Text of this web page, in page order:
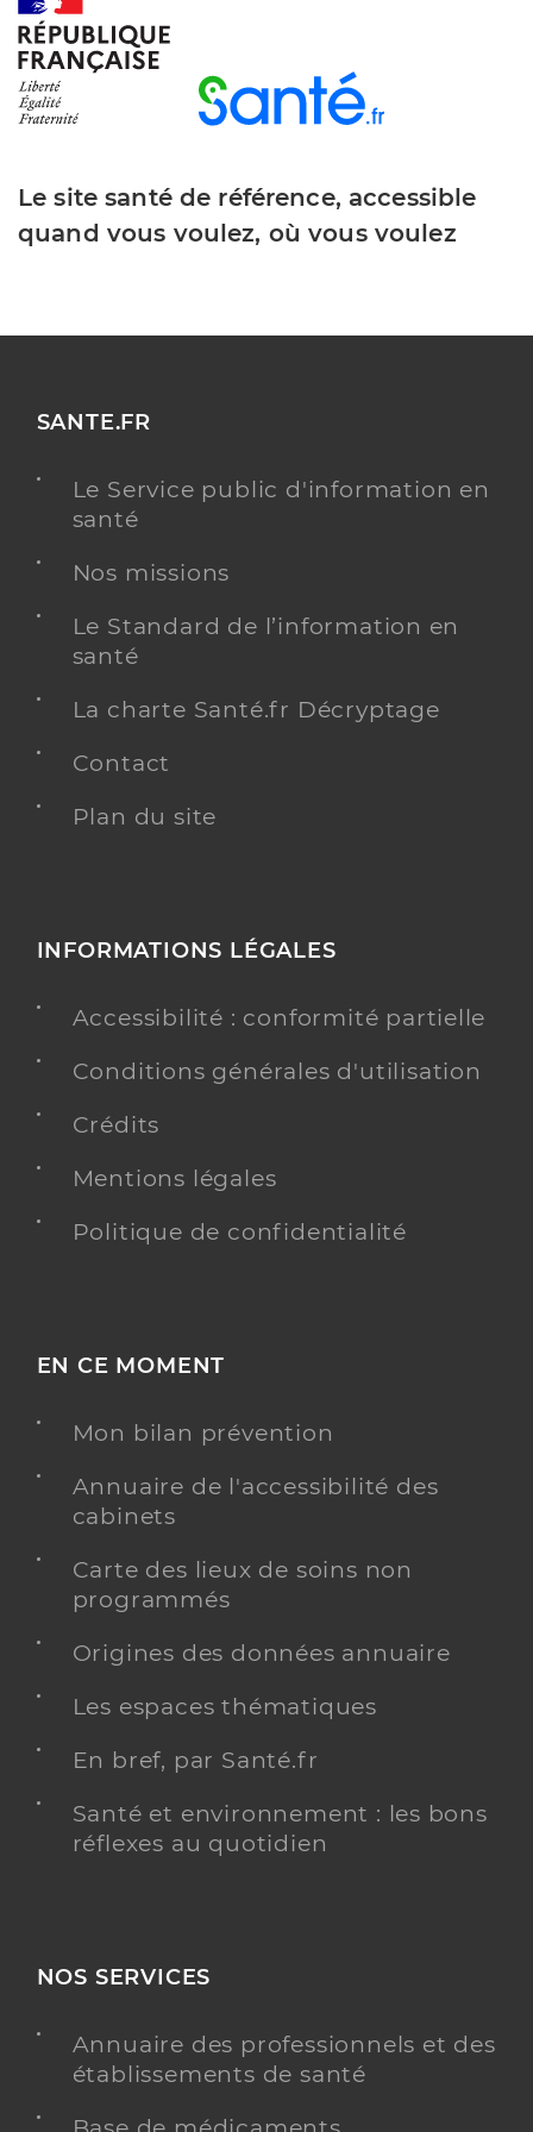
Le site santé de référence, accessible
quand vous voulez, où vous voulez
SANTE.FR
Le Service public d'information en
santé
Nos missions
Le Standard de l’information en
santé
La charte Santé.fr Décryptage
Contact
Plan du site
INFORMATIONS LÉGALES
Accessibilité : conformité partielle
Conditions générales d'utilisation
Crédits
Mentions légales
Politique de confidentialité
EN CE MOMENT
Mon bilan prévention
Annuaire de l'accessibilité des
cabinets
Carte des lieux de soins non
programmés
Origines des données annuaire
Les espaces thématiques
En bref, par Santé.fr
Santé et environnement : les bons
réflexes au quotidien
NOS SERVICES
Annuaire des professionnels et des
établissements de santé